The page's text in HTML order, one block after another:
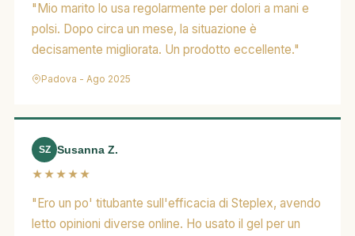
"Mio marito lo usa regolarmente per dolori a mani e
polsi. Dopo circa un mese, la situazione è
decisamente migliorata. Un prodotto eccellente."
Padova - Ago 2025
SZ
Susanna Z.
★★★★★
"Ero un po' titubante sull'efficacia di Steplex, avendo
letto opinioni diverse online. Ho usato il gel per un